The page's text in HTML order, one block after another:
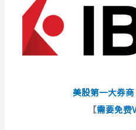
美股第一大券商
【需要免费